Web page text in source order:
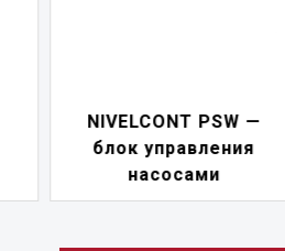
EView2 - программное
обеспечение